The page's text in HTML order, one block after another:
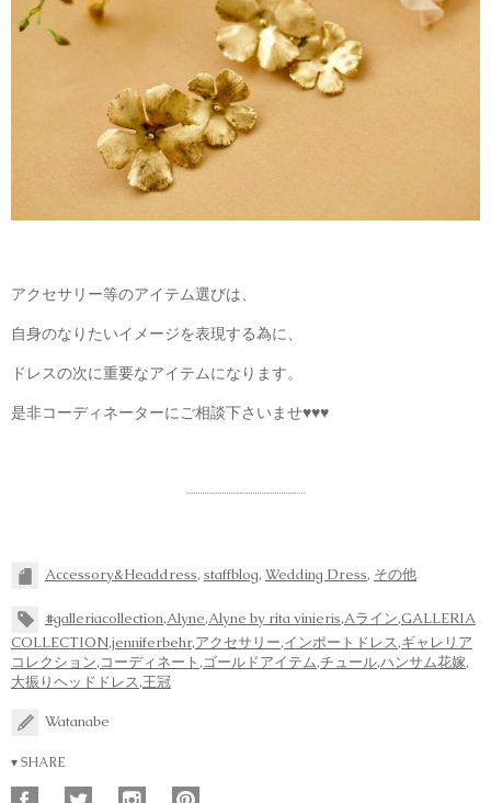
アクセサリー等のアイテム選びは、
自身のなりたいイメージを表現する為に、
ドレスの次に重要なアイテムになります。
是非コーディネーターにご相談下さいませ♥♥♥
Accessory&Headdress, staffblog, Wedding Dress, その他
#galleriacollection,Alyne,Alyne by rita vinieris,Aライン,GALLERIA
COLLECTION,jenniferbehr,アクセサリー,インポートドレス,ギャレリア
コレクション,コーディネート ,ゴールドアイテム,チュール,ハンサム花嫁,
大振りヘッドドレス,王冠
Watanabe
▾ SHARE